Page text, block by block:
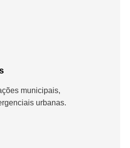
municipais,
urbanas.